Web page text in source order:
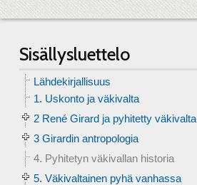
Sisällysluettelo
Lähdekirjallisuus
1. Uskonto ja väkivalta
2 René Girard ja pyhitetty väkivalta
3 Girardin antropologia
4. Pyhitetyn väkivallan historia
5. Väkivaltainen pyhä vanhassa